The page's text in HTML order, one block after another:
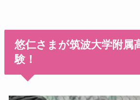
悠仁さまが筑波大学附属
験！